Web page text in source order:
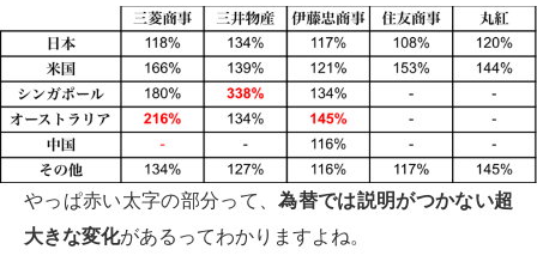
やっぱ赤い太字の部分って、為替では説明がつかない超
大きな変化があるってわかりますよね。